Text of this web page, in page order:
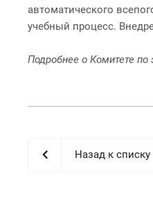
автоматического
учебный процесс.
Подробнее о Комитете
Назад к списку